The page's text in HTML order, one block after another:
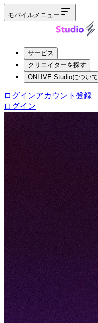
モバイルメニュー
サービス
クリエイターを探す
ONLIVE Studioについて
ログインアカウント登録
ログイン